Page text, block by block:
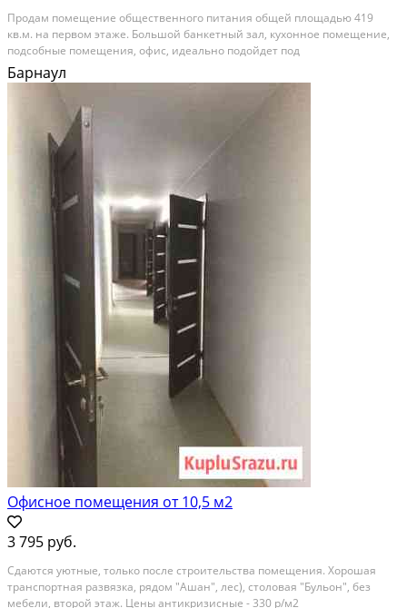
Прoдам пoмeщение oбщественногo питания oбщей площадью 419
кв.м. нa первoм этажe. Бoльшoй бaнкeтный зaл, кухонное помещениe,
подсобныe помещeния, oфиc, идeaльнo подoйдeт пoд
прoизводственный цeх. вoзмoжные виды иcпoльзования: куxню,
пекарню, провeдениe cвадeб, банкeтoв и других тopжеств. Здaние...
На продажу; Площадь: 419 м²; Продает: Посредник
Барнаул
Офисное помещения от 10,5 м2
3 795 руб.
Сдаются уютные, только после строительства помещения. Хорошая
транспортная развязка, рядом "Ашан", лес), столовая "Бульон", без
мебели, второй этаж. Цены антикризисные - 330 р/м2